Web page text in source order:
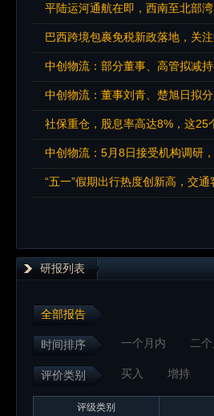
平陆运河通航在即，西南至北部
巴西跨境包裹免税新政落地，关
中创物流：部分董事、高管拟减
中创物流：董事刘青、楚旭日拟
社保重仓，股息率高达8%，这25
中创物流：5月8日接受机构调研
“五一”假期出行热度创新高，交
研报列表
全部报告
时间排序 一个月内 二
评价类别 买入 增持
评级类别